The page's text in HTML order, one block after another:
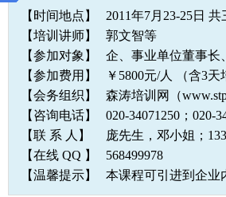
【时间地点】
2011年7月23-25日
【培训讲师】
郭文智等
【参加对象】
企、事业单位董事长
【参加费用】
￥5800元/人 （含3
【会务组织】
森涛培训网（
【咨询电话】
020-34071250；020-
【联 系 人】
庞先生，邓小姐；
【在线 QQ 】
568499978
【温馨提示】
本课程可引进到企业